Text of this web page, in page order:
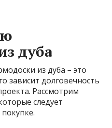
дуба
из дуба – это
зависит долговечность
Рассмотрим
следует